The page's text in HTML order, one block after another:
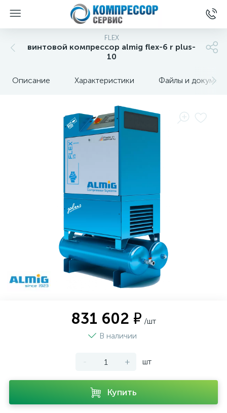
FLEX
винтовой компрессор almig flex-6 r plus-
10
Описание Характеристики Файлы и
831 602 ₽ /шт
В наличии
- + шт
Купить